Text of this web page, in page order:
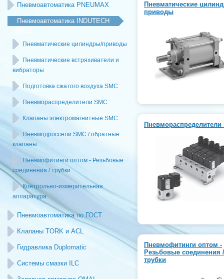
Пневмоавтоматика PNEUMAX
Пневмоавтоматика INDUTECH
Пневматические цилиндры/приводы
Пневматические встряхиватели и
вибраторы
Подготовка сжатого воздуха SMC
Пневмораспределители SMC
Клапаны электромагнитные SMC
Пневмодроссели SMC / обратные
клапаны
Пневмофитинги оптом - Резьбовые
соединения / трубки
Контрольно-измерительная
аппаратура
Пневмоавтоматика по ГОСТ
Клапаны TORK и ACL
Гидравлика Duplomatic
Системы смазки ILC
Пневматические
приводы
Пневмораспределители
Пневмофитинги оптом -
Резьбовые соединения /
трубки